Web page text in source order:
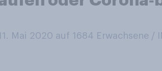
Mai 2020 auf 1684 Erwachsene /